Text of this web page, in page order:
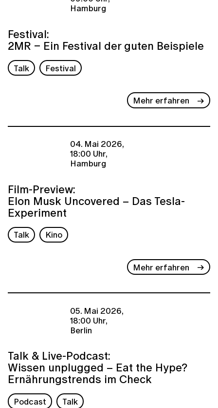
Hamburg
Festival:
2MR – Ein Festival der guten Beispiele
Talk Festival
Mehr erfahren
04. Mai 2026,
18:00 Uhr,
Hamburg
Film-Preview:
Elon Musk Uncovered – Das Tesla-
Experiment
Talk Kino
Mehr erfahren
05. Mai 2026,
18:00 Uhr,
Berlin
Talk & Live-Podcast:
Wissen unplugged – Eat the Hype?
Ernährungstrends im Check
Podcast Talk